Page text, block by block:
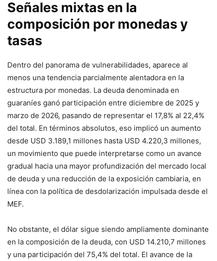
Señales mixtas en la
composición por monedas y
tasas
Dentro del panorama de vulnerabilidades, aparece al
menos una tendencia parcialmente alentadora en la
estructura por monedas. La deuda denominada en
guaraníes ganó participación entre diciembre de 2025 y
marzo de 2026, pasando de representar el 17,8% al 22,4%
del total. En términos absolutos, eso implicó un aumento
desde USD 3.189,1 millones hasta USD 4.220,3 millones,
un movimiento que puede interpretarse como un avance
gradual hacia una mayor profundización del mercado local
de deuda y una reducción de la exposición cambiaria, en
línea con la política de desdolarización impulsada desde el
MEF.
No obstante, el dólar sigue siendo ampliamente dominante
en la composición de la deuda, con USD 14.210,7 millones
y una participación del 75,4% del total. El avance de la